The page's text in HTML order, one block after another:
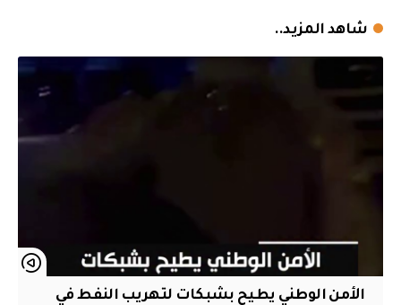
شاهد المزيد..
الأمن الوطني يطيح بشبكات لتهريب النفط في